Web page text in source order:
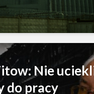
Nie
do pracy